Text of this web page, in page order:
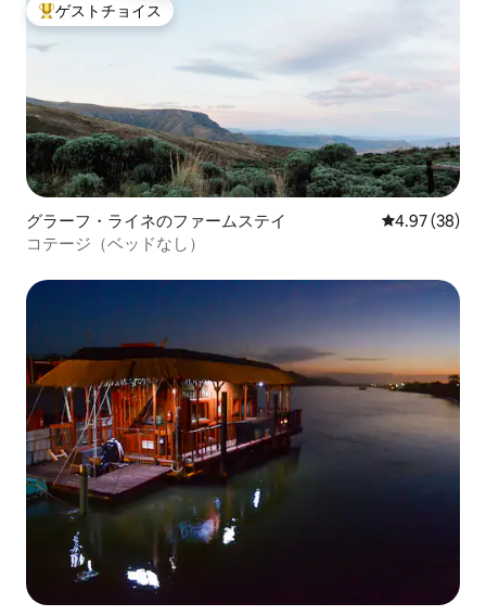
大好評のゲストチョイスです。
ゲストチョイス
グラーフ・ライネのファームステイ レビュー38
4.97 (38)
コテージ（ベッドなし）